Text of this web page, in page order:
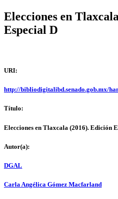
Elecciones en
Especial D
URI:
http://bibliodigitalibd.senado.gob.mx/
Título:
Elecciones en Tlaxcala (2016). Edición
Autor(a):
DGAL
Carla Angélica Gómez Macfarland